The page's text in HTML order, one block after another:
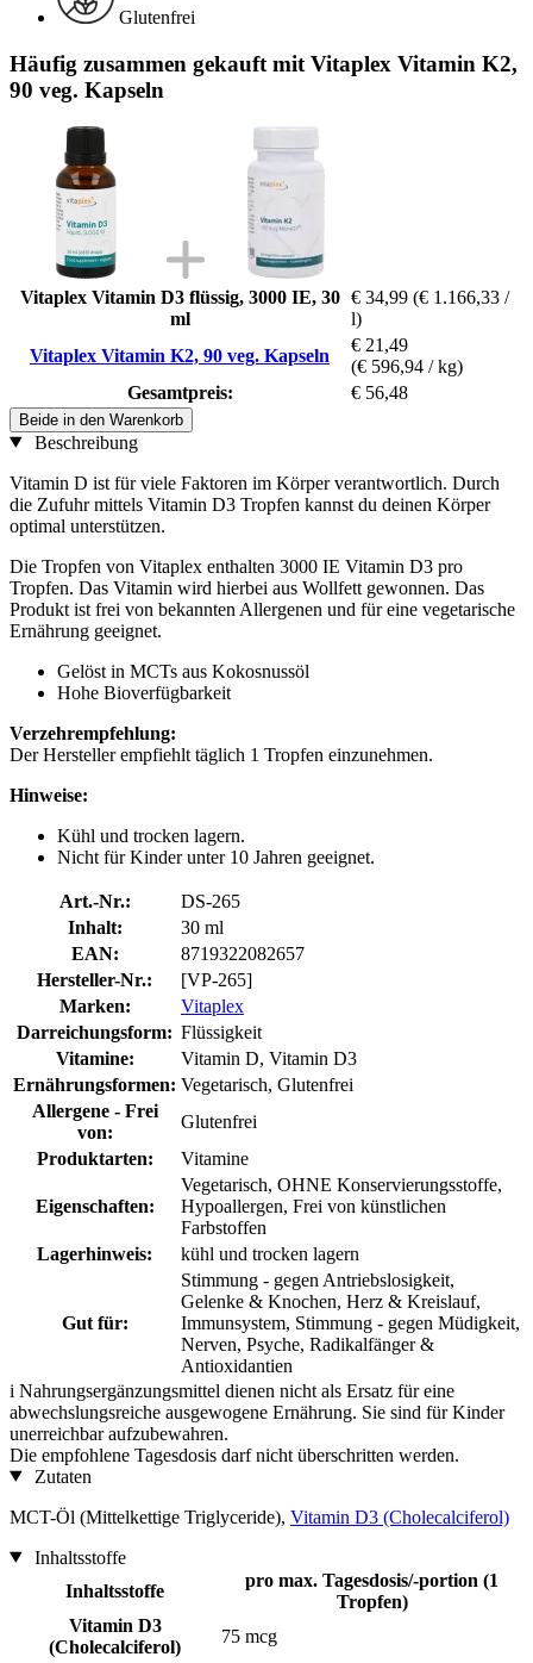
Glutenfrei
Häufig zusammen gekauft mit Vitaplex Vitamin K2,
90 veg. Kapseln
Vitaplex Vitamin D3 flüssig, 3000 IE, 30
ml
€ 34,99 (€ 1.166,33 /
l)
Vitaplex Vitamin K2, 90 veg. Kapseln
€ 21,49
(€ 596,94 / kg)
Gesamtpreis:
€ 56,48
Beide in den Warenkorb
Beschreibung
Vitamin D ist für viele Faktoren im Körper verantwortlich. Durch
die Zufuhr mittels Vitamin D3 Tropfen kannst du deinen Körper
optimal unterstützen.
Die Tropfen von Vitaplex enthalten 3000 IE Vitamin D3 pro
Tropfen. Das Vitamin wird hierbei aus Wollfett gewonnen. Das
Produkt ist frei von bekannten Allergenen und für eine vegetarische
Ernährung geeignet.
Gelöst in MCTs aus Kokosnussöl
Hohe Bioverfügbarkeit
Verzehrempfehlung:
Der Hersteller empfiehlt täglich 1 Tropfen einzunehmen.
Hinweise:
Kühl und trocken lagern.
Nicht für Kinder unter 10 Jahren geeignet.
Art.-Nr.:
DS-265
Inhalt:
30 ml
EAN:
8719322082657
Hersteller-Nr.:
[VP-265]
Marken:
Vitaplex
Darreichungsform: Flüssigkeit
Vitamine:
Vitamin D, Vitamin D3
Ernährungsformen: Vegetarisch, Glutenfrei
Allergene - Frei
von:
Glutenfrei
Produktarten:
Vitamine
Eigenschaften:
Vegetarisch, OHNE Konservierungsstoffe,
Hypoallergen, Frei von künstlichen
Farbstoffen
Lagerhinweis:
kühl und trocken lagern
Gut für:
Stimmung - gegen Antriebslosigkeit,
Gelenke & Knochen, Herz & Kreislauf,
Immunsystem, Stimmung - gegen Müdigkeit,
Nerven, Psyche, Radikalfänger &
Antioxidantien
i Nahrungsergänzungsmittel dienen nicht als Ersatz für eine
abwechslungsreiche ausgewogene Ernährung. Sie sind für Kinder
unerreichbar aufzubewahren.
Die empfohlene Tagesdosis darf nicht überschritten werden.
Zutaten
MCT-Öl (Mittelkettige Triglyceride), Vitamin D3 (Cholecalciferol)
Inhaltsstoffe
Inhaltsstoffe
pro max. Tagesdosis/-portion (1
Tropfen)
Vitamin D3
(Cholecalciferol)
75 mcg